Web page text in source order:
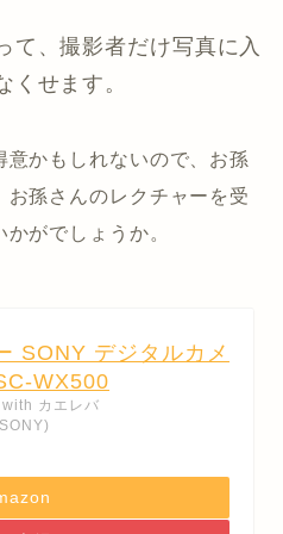
て、撮影者だけ写真に入
せます。
意かもしれないので、お孫
お孫さんのレクチャーを受
がでしょうか。
SONY デジタルカメ
WX500
カエレバ